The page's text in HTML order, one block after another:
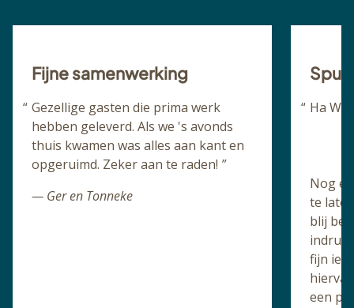
Fijne samenwerking
Gezellige gasten die prima werk
hebben geleverd. Als we 's avonds
thuis kwamen was alles aan kant en
opgeruimd. Zeker aan te raden!
— Ger en Tonneke
Ha
Nog
te
blij
indruk
fijn
een